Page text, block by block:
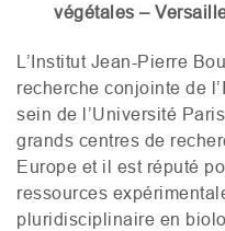
végétales –
L’Institut Jean-Pierre
recherche conjointe de l’
sein de l’Université
grands centres de
Europe et il est réputé
ressources
pluridisciplinaire en